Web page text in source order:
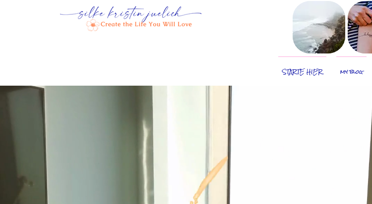
STARTE HIER my blog